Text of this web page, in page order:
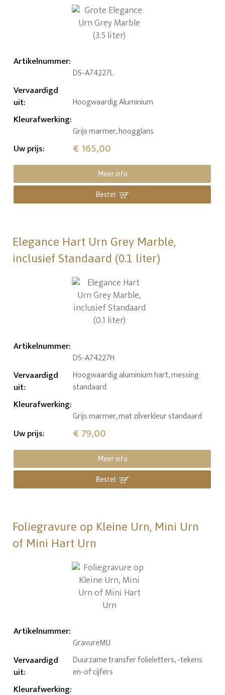
Artikelnummer:
DS-A74227L
Vervaardigd
uit: Hoogwaardig Aluminium
Kleurafwerking:
Grijs marmer, hoogglans
Uw prijs: € 165,00
Meer info
Bestel
Elegance Hart Urn Grey Marble,
inclusief Standaard (0.1 liter)
Artikelnummer:
DS-A74227H
Vervaardigd
uit:
Hoogwaardig aluminium hart, messing
standaard
Kleurafwerking:
Grijs marmer, mat zilverkleur standaard
Uw prijs: € 79,00
Meer info
Bestel
Foliegravure op Kleine Urn, Mini Urn
of Mini Hart Urn
Artikelnummer:
GravureMU
Vervaardigd
uit:
Duurzame transfer folieletters, -tekens
en-of cijfers
Kleurafwerking: